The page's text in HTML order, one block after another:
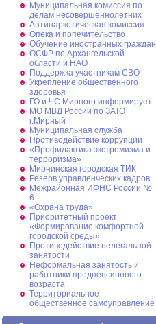
Муниципальная комиссия по
делам несовершеннолетних
Антинаркотическая комиссия
Опека и попечительство
Обучение иностранных граждан
ОСФР по Архангельской
области и НАО
Поддержка участникам СВО
Укрепление общественного
здоровья
ГО и ЧС Мирного информирует
МО МВД России по ЗАТО
г.Мирный
Муниципальная cлужба
Противодействие коррупции
«Профилактика экстремизма и
терроризма»
Мирнинская городская ТИК
Резерв управленческих кадров
Межрайонная ИФНС России №
6
«Охрана труда»
Приоритетный проект
«Формирование комфортной
городской среды»
Противодействие нелегальной
занятости
Неформальная занятость и
работники предпенсионного
возраста
Территориальное
общественное самоуправление